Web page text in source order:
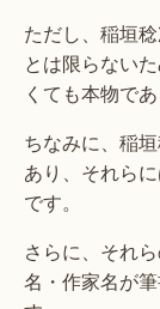
ただし、稲垣
とは限らない
くても本物で
ちなみに、稲
あり、それら
です。
さらに、それ
名・作家名が